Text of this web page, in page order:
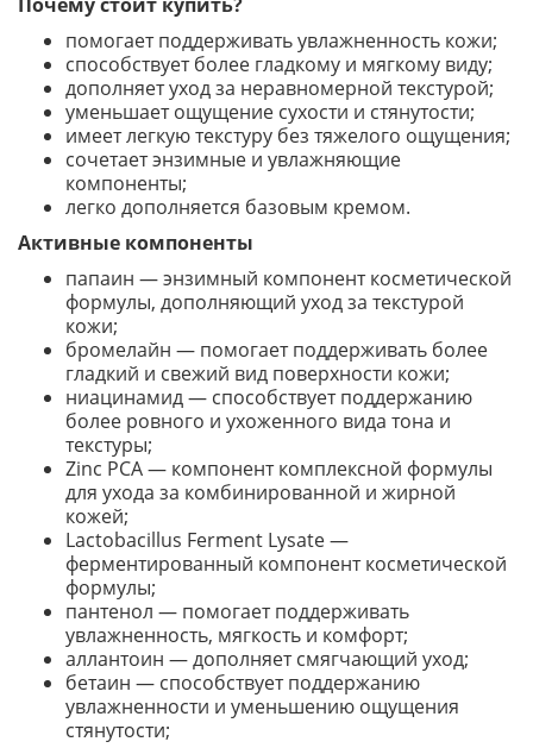
помогает поддерживать увлажненность кожи;
способствует более гладкому и мягкому виду;
дополняет уход за неравномерной текстурой;
уменьшает ощущение сухости и стянутости;
имеет легкую текстуру без тяжелого ощущения;
сочетает энзимные и увлажняющие
компоненты;
легко дополняется базовым кремом.
Активные компоненты
папаин — энзимный компонент косметической
формулы, дополняющий уход за текстурой
кожи;
бромелайн — помогает поддерживать более
гладкий и свежий вид поверхности кожи;
ниацинамид — способствует поддержанию
более ровного и ухоженного вида тона и
текстуры;
Zinc PCA — компонент комплексной формулы
для ухода за комбинированной и жирной
кожей;
Lactobacillus Ferment Lysate —
ферментированный компонент косметической
формулы;
пантенол — помогает поддерживать
увлажненность, мягкость и комфорт;
аллантоин — дополняет смягчающий уход;
бетаин — способствует поддержанию
увлажненности и уменьшению ощущения
стянутости;